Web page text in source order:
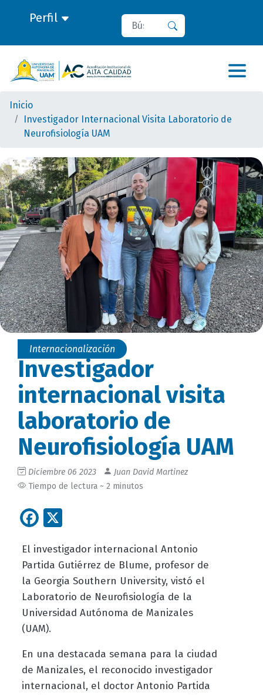
Perfil Buscar
Inicio
Investigador Internacional Visita Laboratorio de
Neurofisiología UAM
Internacionalización
Investigador
internacional visita
laboratorio de
Neurofisiología UAM
Diciembre 06 2023
Juan David Martinez
Tiempo de lectura ~ 2 minutos
Facebook
El investigador internacional Antonio
Partida Gutiérrez de Blume, profesor de
la Georgia Southern University, vistó el
Laboratorio de Neurofisiología de la
Universidad Autónoma de Manizales
(UAM).
En una destacada semana para la ciudad
de Manizales, el reconocido investigador
internacional, el doctor Antonio Partida